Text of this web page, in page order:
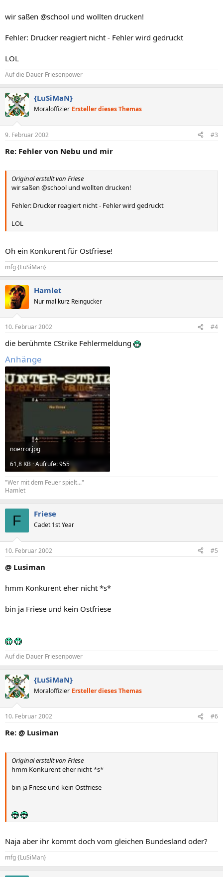
wir saßen @school und wollten drucken!
Fehler: Drucker reagiert nicht - Fehler wird gedruckt
LOL
Auf die Dauer Friesenpower
{LuSiMaN}
Moraloffizier Ersteller dieses Themas
9. Februar 2002 #3
Re: Fehler von Nebu und mir
Original erstellt von Friese
wir saßen @school und wollten drucken!
Fehler: Drucker reagiert nicht - Fehler wird gedruckt
LOL
Oh ein Konkurent für Ostfriese!
mfg {LuSiMan}
Hamlet
Nur mal kurz Reingucker
10. Februar 2002 #4
die berühmte CStrike Fehlermeldung
Anhänge
noerror.jpg
61,8 KB · Aufrufe: 955
"Wer mit dem Feuer spielt..."
Hamlet
F Friese
Cadet 1st Year
10. Februar 2002 #5
@ Lusiman
hmm Konkurent eher nicht *s*
bin ja Friese und kein Ostfriese
Auf die Dauer Friesenpower
{LuSiMaN}
Moraloffizier Ersteller dieses Themas
10. Februar 2002 #6
Re: @ Lusiman
Original erstellt von Friese
hmm Konkurent eher nicht *s*
bin ja Friese und kein Ostfriese
Naja aber ihr kommt doch vom gleichen Bundesland oder?
mfg {LuSiMan}